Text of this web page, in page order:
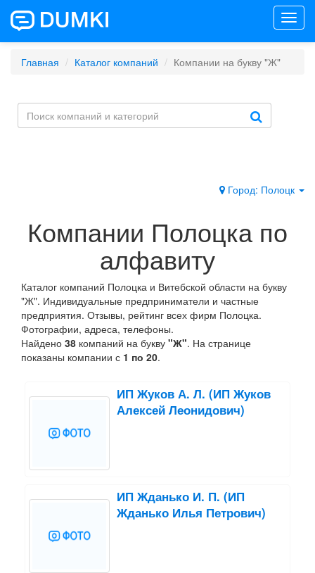
Главная Каталог компаний Компании на букву "Ж"
Город: Полоцк
Компании Полоцка по
алфавиту
Каталог компаний Полоцка и Витебской области на букву
"Ж". Индивидуальные предприниматели и частные
предприятия. Отзывы, рейтинг всех фирм Полоцка.
Фотографии, адреса, телефоны.
Найдено 38 компаний на букву "Ж". На странице
показаны компании с 1 по 20.
ИП Жуков А. Л. (ИП Жуков
Алексей Леонидович)
ИП Жданько И. П. (ИП
Жданько Илья Петрович)